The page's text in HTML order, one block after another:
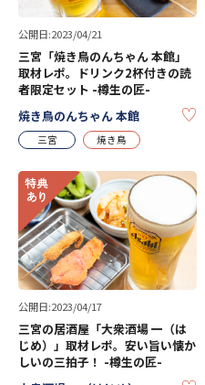
公開日:2023/04/21
三宮「焼き鳥のんちゃん 本館」
取材レポ。ドリンク2杯付きの読
者限定セット -樽生の匠-
焼き鳥のんちゃん 本館
三宮 焼き鳥
公開日:2023/04/17
三宮の居酒屋「大衆酒場 一（は
じめ）」取材レポ。安い旨い懐か
しいの三拍子！ -樽生の匠-